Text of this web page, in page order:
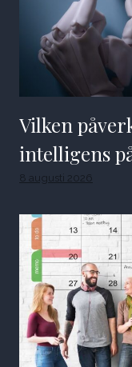
Vilken
intelligens
8 augusti 2026